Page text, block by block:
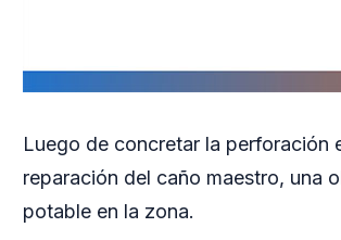
Luego de concretar la perforación
reparación del caño maestro, una
potable en la zona.